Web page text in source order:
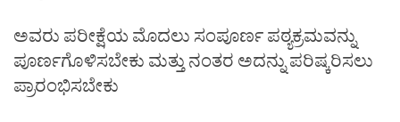
ಅವರು ಪರೀಕ್ಷೆಯ ಮೊದಲು ಸಂಪೂರ್ಣ ಪಠ್ಯಕ್ರಮವನ್ನು
ಪೂರ್ಣಗೊಳಿಸಬೇಕು ಮತ್ತು ನಂತರ ಅದನ್ನು ಪರಿಷ್ಕರಿಸಲು
ಪ್ರಾರಂಭಿಸಬೇಕು